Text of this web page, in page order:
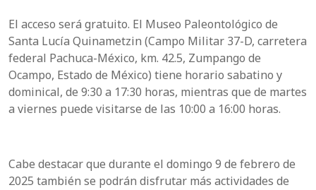
El acceso será gratuito. El Museo Paleontológico de
Santa Lucía Quinametzin (Campo Militar 37-D, carretera
federal Pachuca-México, km. 42.5, Zumpango de
Ocampo, Estado de México) tiene horario sabatino y
dominical, de 9:30 a 17:30 horas, mientras que de martes
a viernes puede visitarse de las 10:00 a 16:00 horas.
Cabe destacar que durante el domingo 9 de febrero de
2025 también se podrán disfrutar más actividades de